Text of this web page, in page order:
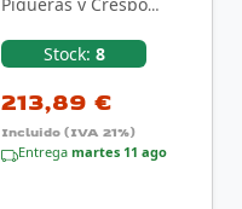
405ASM840B840B2B68
R65L/ Negro
Stock: 8
213,89 €
Incluido (IVA 21%)
Entrega martes 11 ago